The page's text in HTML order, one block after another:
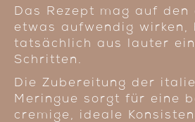
Das Rezept mag auf den
etwas aufwendig wirken,
tatsächlich aus lauter
Schritten.
Die Zubereitung der
Meringue sorgt für eine
cremige, ideale